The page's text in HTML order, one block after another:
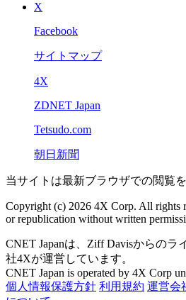
X
Facebook
サイトマップ
4X
ZDNET Japan
Tetsudo.com
朝日新聞
当サイトは最新ブラウザでの閲覧を
Copyright (c) 2026 4X Corp. All rights
or republication without written
CNET Japanは、Ziff Davisからのラ
社4Xが運営しています。
CNET Japan is operated by 4X Corp
個人情報保護方針 利用規約 運営会